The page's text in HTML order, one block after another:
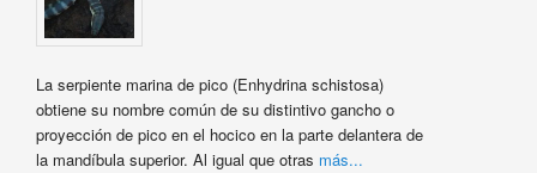
La serpiente marina de pico (Enhydrina schistosa)
obtiene su nombre común de su distintivo gancho o
proyección de pico en el hocico en la parte delantera de
la mandíbula superior. Al igual que otras más...